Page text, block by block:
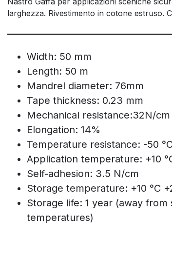
larghezza. Rivestimento in cotone estruso.
Width: 50 mm
Length: 50 m
Mandrel diameter: 76mm
Tape thickness: 0.23 mm
Mechanical resistance:32N/cm
Elongation: 14%
Temperature resistance: -50
Application temperature: +10
Self-adhesion: 3.5 N/cm
Storage temperature: +10 °C
Storage life: 1 year (away
temperatures)